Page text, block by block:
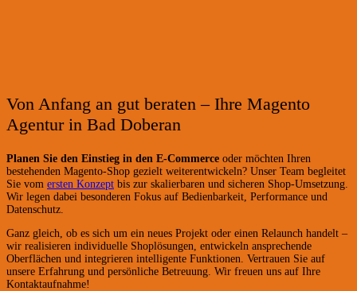
Von Anfang an gut beraten – Ihre Magento
Agentur in Bad Doberan
Planen Sie den Einstieg in den E-Commerce oder möchten Ihren
bestehenden Magento-Shop gezielt weiterentwickeln? Unser Team begleitet
Sie vom ersten Konzept bis zur skalierbaren und sicheren Shop-Umsetzung.
Wir legen dabei besonderen Fokus auf Bedienbarkeit, Performance und
Datenschutz.
Ganz gleich, ob es sich um ein neues Projekt oder einen Relaunch handelt –
wir realisieren individuelle Shoplösungen, entwickeln ansprechende
Oberflächen und integrieren intelligente Funktionen. Vertrauen Sie auf
unsere Erfahrung und persönliche Betreuung. Wir freuen uns auf Ihre
Kontaktaufnahme!